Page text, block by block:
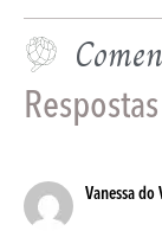
Vanessa do